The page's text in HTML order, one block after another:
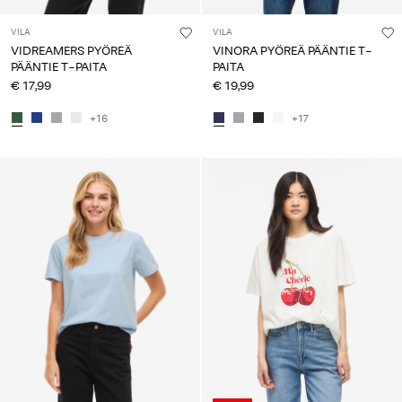
VILA
VIDREAMERS PYÖREÄ
PÄÄNTIE T-PAITA
€ 17,99
+16
VILA
VINORA PYÖREÄ PÄÄNTIE T-
PAITA
€ 19,99
+17